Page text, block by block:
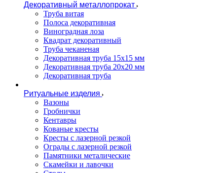
Декоративный металлопрокат
Труба витая
Полоса декоративная
Виноградная лоза
Квадрат декоративный
Труба чеканеная
Декоративная труба 15х15 мм
Декоративная труба 20х20 мм
Декоративная труба
Ритуальные изделия
Вазоны
Гробнички
Кентавры
Кованые кресты
Кресты с лазерной резкой
Ограды с лазерной резкой
Памятники металические
Скамейки и лавочки